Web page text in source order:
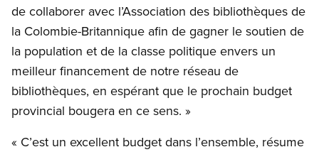
de collaborer avec l’Association des bibliothèques de
la Colombie-Britannique afin de gagner le soutien de
la population et de la classe politique envers un
meilleur financement de notre réseau de
bibliothèques, en espérant que le prochain budget
provincial bougera en ce sens. »
« C’est un excellent budget dans l’ensemble, résume